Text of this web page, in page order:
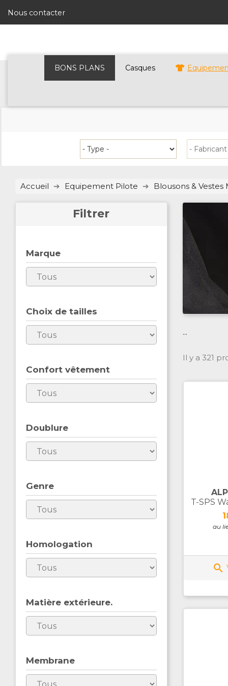
Nous contacter
BONS PLANS Casques
Accueil Equipement Pilote Blousons & Vestes
Filtrer
Marque
Choix de tailles
Confort vêtement
Doublure
Genre
Homologation
Matière extérieure.
Membrane
...
Il y a 321
T-SPS
au
